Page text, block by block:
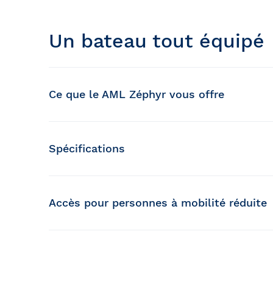
Un bateau tout équipé
Ce que le AML Zéphyr vous offre
Un pont d'observation à l'avant
Un service de bar
Spécifications
Largeur :26 pieds
Accès pour personnes à mobilité réduite